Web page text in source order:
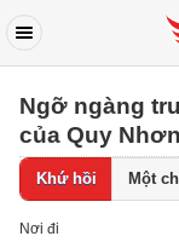
Ngỡ ngàng
của Quy Nhơn
Khứ hồi Một
Nơi đi